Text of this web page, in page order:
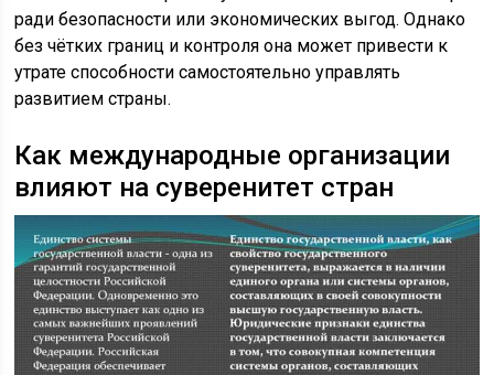
ради безопасности или экономических выгод. Однако
без чётких границ и контроля она может привести к
утрате способности самостоятельно управлять
развитием страны.
Как международные организации
влияют на суверенитет стран